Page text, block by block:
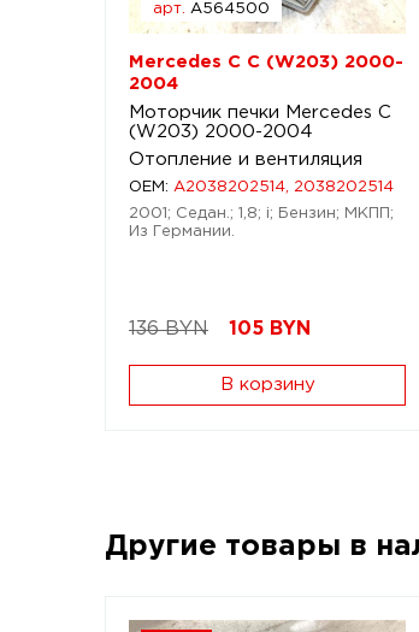
арт. A564500
Mercedes C C (W203) 2000-
2004
Моторчик печки Mercedes C
(W203) 2000-2004
Отопление и вентиляция
OEM: A2038202514, 2038202514
2001; Седан.; 1,8; i; Бензин; МКПП;
Из Германии.
136 BYN 105 BYN
В корзину
Другие товары в